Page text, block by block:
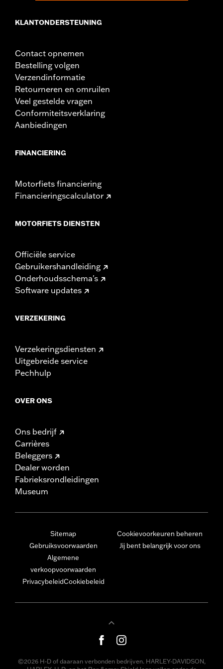
KLANTONDERSTEUNING
Contact opnemen
Bestelling volgen
Verzendinformatie
Retourneren en omruilen
Veel gestelde vragen
Conformiteitsverklaring
Aanbiedingen
FINANCIERING
Motorfiets financiering
Financieringscalculator
MOTORFIETS DIENSTEN
Officiële service
Gebruikershandleiding
Onderhoudsschema's
Software updates
VERZEKERING
Verzekeringsdiensten
Uitgebreide service
Pechhulp
OVER ONS
Ons bedrijf
Carrières
Beleggers
Dealer worden
Fabrieksrondleidingen
Museum
Sitemap
Gebruiksvoorwaarden
Algemene
verkoopvoorwaarden
PrivacybeleidCookiebeleid
Cookievoorkeuren beheren
Jij bent belangrijk voor ons
©2026 H-D of daaraan verbonden bedrijven. HARLEY-DAVIDSON,